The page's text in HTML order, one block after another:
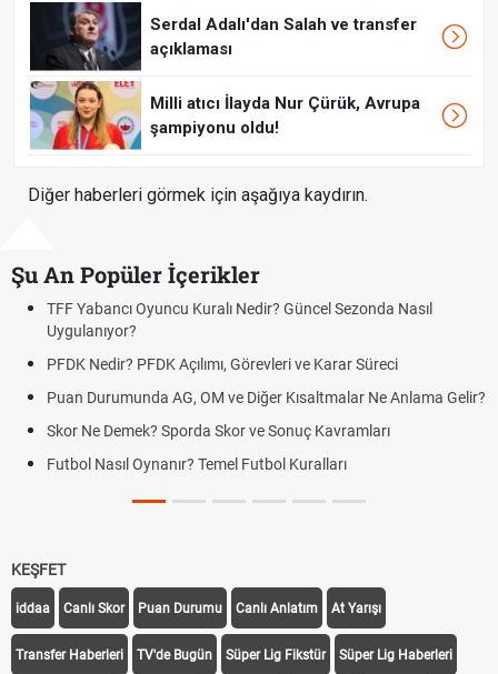
Serdal Adalı'dan Salah ve transfer
açıklaması
Milli atıcı İlayda Nur Çürük, Avrupa
şampiyonu oldu!
Diğer haberleri görmek için aşağıya kaydırın.
Şu An Popüler İçerikler
Güncel Sezonda Nasıl
ve Karar Süreci
Diğer Kısaltmalar Ne Anlama Gelir?
ve Sonuç Kavramları
Futbol Kuralları
Deplasman Golü Kuralı
DGS Sonuçları Ne Zaman
BJK)
KEŞFET
iddaa Canlı Skor Puan Durumu Canlı Anlatım At Yarışı